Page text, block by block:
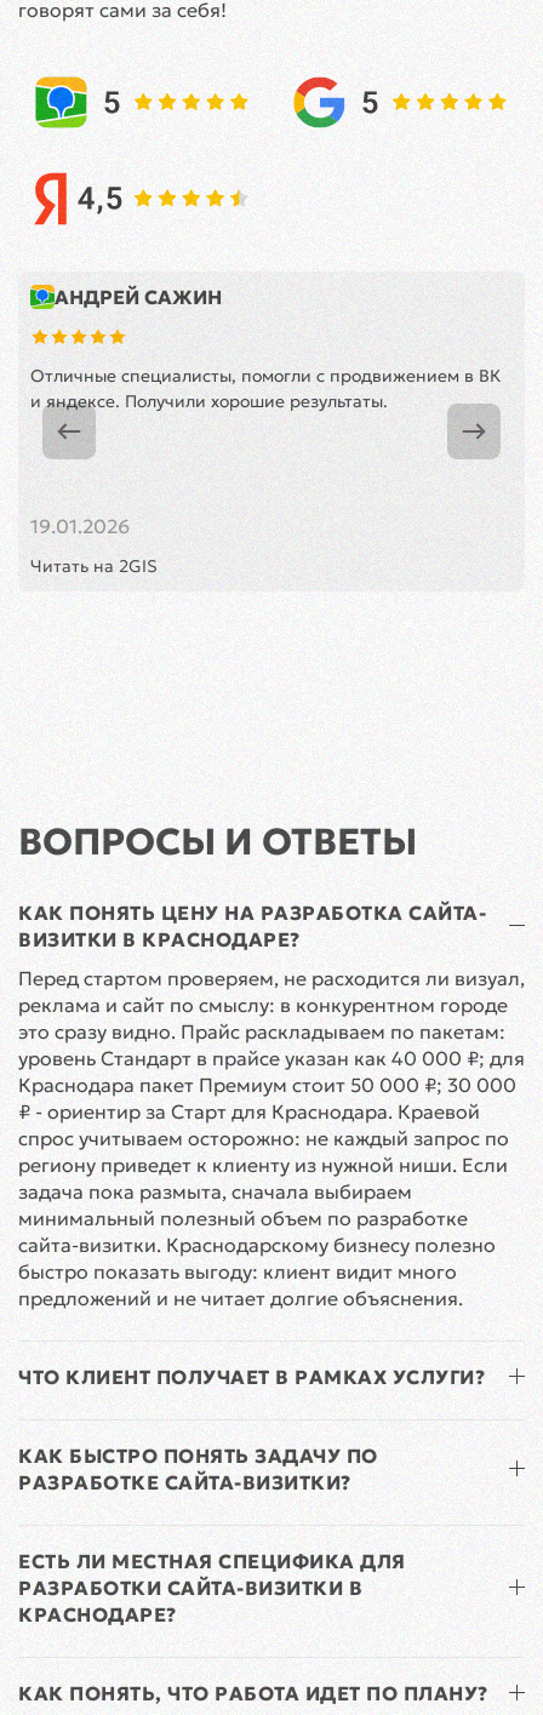
говорят сами за себя!
АНДРЕЙ САЖИН
Отличные специалисты, помогли с продвижением в ВК
и яндексе. Получили хорошие результаты.
19.01.2026
Читать на 2GIS
ВОПРОСЫ И ОТВЕТЫ
КАК ПОНЯТЬ ЦЕНУ НА РАЗРАБОТКА САЙТА-
ВИЗИТКИ В КРАСНОДАРЕ?
Перед стартом проверяем, не расходится ли визуал,
реклама и сайт по смыслу: в конкурентном городе
это сразу видно. Прайс раскладываем по пакетам:
уровень Стандарт в прайсе указан как 40 000 ₽; для
Краснодара пакет Премиум стоит 50 000 ₽; 30 000
₽ - ориентир за Старт для Краснодара. Краевой
спрос учитываем осторожно: не каждый запрос по
региону приведет к клиенту из нужной ниши. Если
задача пока размыта, сначала выбираем
минимальный полезный объем по разработке
сайта-визитки. Краснодарскому бизнесу полезно
быстро показать выгоду: клиент видит много
предложений и не читает долгие объяснения.
ЧТО КЛИЕНТ ПОЛУЧАЕТ В РАМКАХ УСЛУГИ?
КАК БЫСТРО ПОНЯТЬ ЗАДАЧУ ПО
РАЗРАБОТКЕ САЙТА-ВИЗИТКИ?
ЕСТЬ ЛИ МЕСТНАЯ СПЕЦИФИКА ДЛЯ
РАЗРАБОТКИ САЙТА-ВИЗИТКИ В
КРАСНОДАРЕ?
КАК ПОНЯТЬ, ЧТО РАБОТА ИДЕТ ПО ПЛАНУ?